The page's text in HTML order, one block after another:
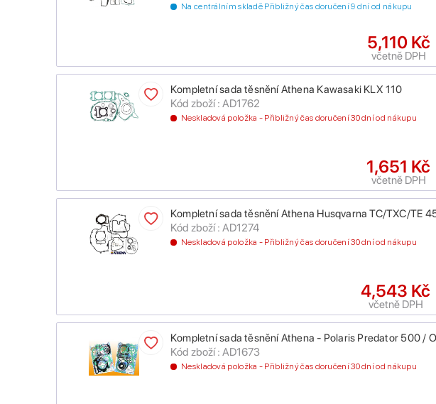
Na centrálním skladě Přibližný čas doručení 9 dní od nákupu
5,110 Kč
včetně DPH
Kompletní sada těsnění Athena Kawasaki KLX 110
Kód zboží : AD1762
Neskladová položka - Přibližný čas doručení 30 dní od nákupu
1,651 Kč
včetně DPH
Kompletní sada těsnění Athena Husqvarna TC/TXC/TE
Kód zboží : AD1274
Neskladová položka - Přibližný čas doručení 30 dní od nákupu
4,543 Kč
včetně DPH
Kompletní sada těsnění Athena - Polaris Predator 500 /
Kód zboží : AD1673
Neskladová položka - Přibližný čas doručení 30 dní od nákupu